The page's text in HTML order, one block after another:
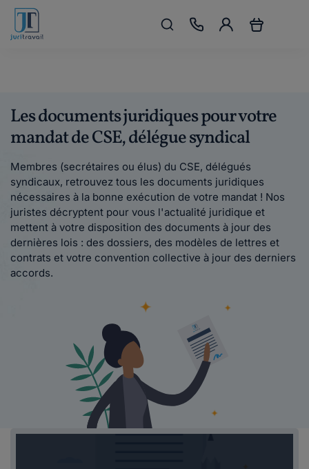
Les documents juridiques pour votre
mandat de CSE, délégue syndical
Membres (secrétaires ou élus) du CSE, délégués
syndicaux, retrouvez tous les documents juridiques
nécessaires à la bonne exécution de votre mandat ! Nos
juristes décryptent pour vous l'actualité juridique et
mettent à votre disposition des documents à jour des
dernières lois : des dossiers, des modèles de lettres et
contrats et votre convention collective à jour des derniers
accords.